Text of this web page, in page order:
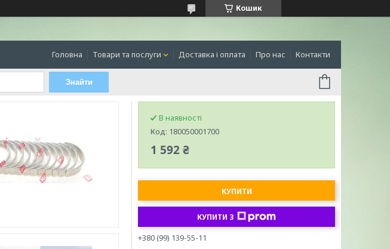
Кошик
Головна Товари та послуги Доставка і оплата Про нас Контакти
Знайти
В наявності
Код: 180050001700
1 592 ₴
КУПИТИ
КУПИТИ З
+380 (99) 139-55-11